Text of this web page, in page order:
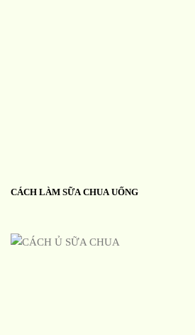
CÁCH LÀM SỮA CHUA UỐNG